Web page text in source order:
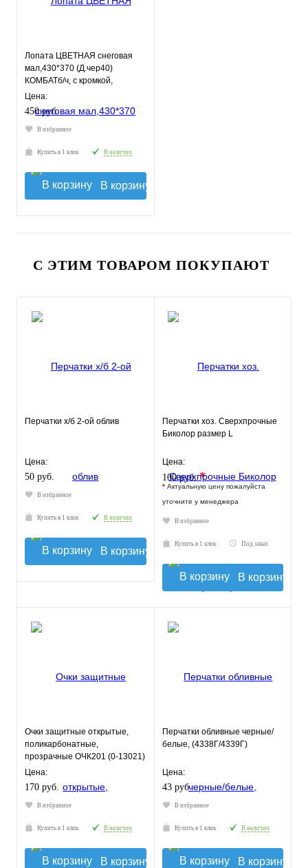
Лопата ЦВЕТНАЯ снеговая
мал,430*370 (Д.чер40)
КОМБАТб/ч, с кромкой,
сверхпроч,
усилен.Нижнекамск(10)
Цена:
450 руб.
В избранное
Купить в 1 клик В наличии
В корзину
С ЭТИМ ТОВАРОМ ПОКУПАЮТ
Перчатки х/б 2-ой облив
Цена:
50 руб.
В избранное
Купить в 1 клик В наличии
В корзину
Перчатки хоз. Сверхпрочные
Биколор размер L
Цена:
100 руб.*
* Актуальную цену пожалуйста
уточните у менеджера
В избранное
Купить в 1 клик Под заказ
В корзину
Очки защитные открытые,
поликарбонатные,
прозрачные ОЧК201 (0-13021)
Цена:
170 руб.
В избранное
Купить в 1 клик В наличии
В корзину
Перчатки обливные черные/
белые, (4338Г/4339Г)
Цена:
43 руб.
В избранное
Купить в 1 клик В наличии
В корзину